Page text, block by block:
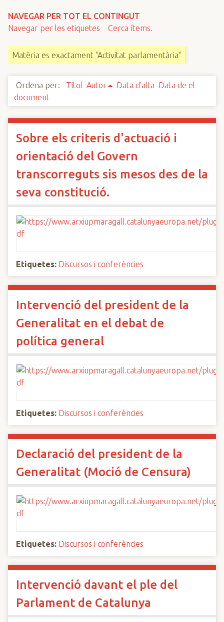
NAVEGAR PER TOT EL CONTINGUT
Navegar per les etiquetes
Cerca ítems.
Matèria es exactament "Activitat parlamentària"
Ordena per: Títol Autor Data d'alta Data de el
document
Sobre els criteris d'actuació i
orientació del Govern
transcorreguts sis mesos des de la
seva constitució.
Etiquetes: Discursos i conferències
Intervenció del president de la
Generalitat en el debat de
política general
Etiquetes: Discursos i conferències
Declaració del president de la
Generalitat (Moció de Censura)
Etiquetes: Discursos i conferències
Intervenció davant el ple del
Parlament de Catalunya